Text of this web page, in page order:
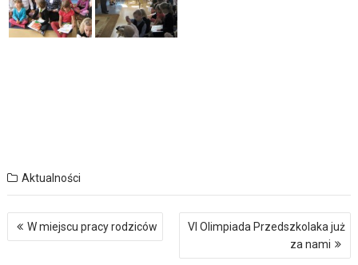
Aktualności
Nawigacja
wpisuW miejscu pracy rodziców
VI Olimpiada Przedszkolaka już
za nami